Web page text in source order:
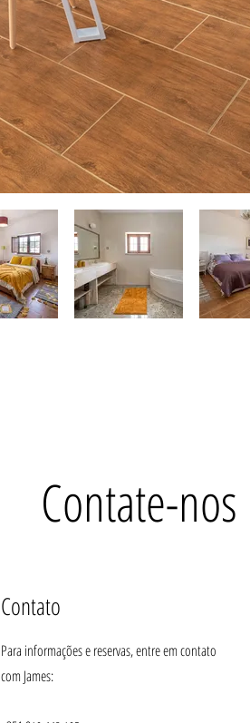
Contate-nos
Contato
Para informações e reservas, entre em contato
com James: